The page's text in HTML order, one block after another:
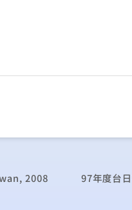
2008